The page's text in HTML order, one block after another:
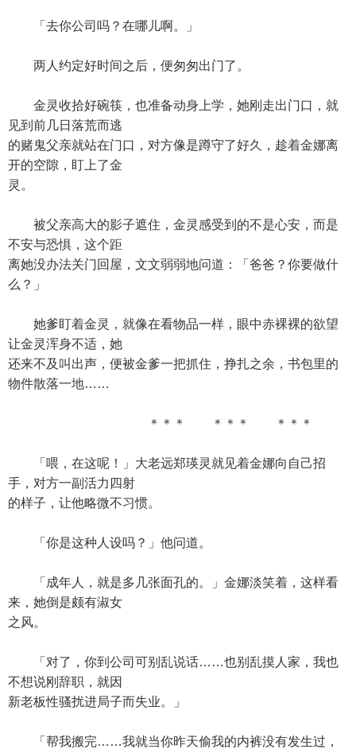
「去你公司吗？在哪儿啊。」
两人约定好时间之后，便匆匆出门了。
金灵收拾好碗筷，也准备动身上学，她刚走出门口，就
见到前几日落荒而逃
的赌鬼父亲就站在门口，对方像是蹲守了好久，趁着金娜离
开的空隙，盯上了金
灵。
被父亲高大的影子遮住，金灵感受到的不是心安，而是
不安与恐惧，这个距
离她没办法关门回屋，文文弱弱地问道：「爸爸？你要做什
么？」
她爹盯着金灵，就像在看物品一样，眼中赤裸裸的欲望
让金灵浑身不适，她
还来不及叫出声，便被金爹一把抓住，挣扎之余，书包里的
物件散落一地……
＊＊＊ ＊＊＊ ＊＊＊
「喂，在这呢！」大老远郑瑛灵就见着金娜向自己招
手，对方一副活力四射
的样子，让他略微不习惯。
「你是这种人设吗？」他问道。
「成年人，就是多几张面孔的。」金娜淡笑着，这样看
来，她倒是颇有淑女
之风。
「对了，你到公司可别乱说话……也别乱摸人家，我也
不想说刚辞职，就因
新老板性骚扰进局子而失业。」
「帮我搬完……我就当你昨天偷我的内裤没有发生过，